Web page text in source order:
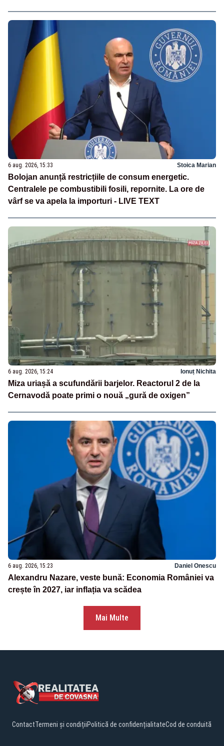
6 aug. 2026, 15:33 Stoica Marian
Bolojan anunță restricțiile de consum energetic.
Centralele pe combustibili fosili, repornite. La ore de
vârf se va apela la importuri - LIVE TEXT
6 aug. 2026, 15:24 Ionuț Nichita
Miza uriașă a scufundării barjelor. Reactorul 2 de la
Cernavodă poate primi o nouă „gură de oxigen”
6 aug. 2026, 15:23 Daniel Onescu
Alexandru Nazare, veste bună: Economia României va
crește în 2027, iar inflația va scădea
Mai Multe
ContactTermeni și condițiiPolitică de confidențialitateCod de conduită